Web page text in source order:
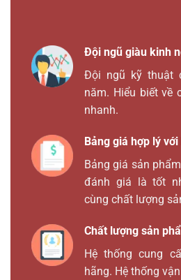
Đội ngũ giàu kinh
Đội ngũ kỹ thuật
năm. Hiểu biết về
nhanh.
Bảng giá hợp lý
Bảng giá sản
đánh giá là tốt
cùng chất lượng
Chất lượng sản
Hệ thống cung
hãng. Hệ thống